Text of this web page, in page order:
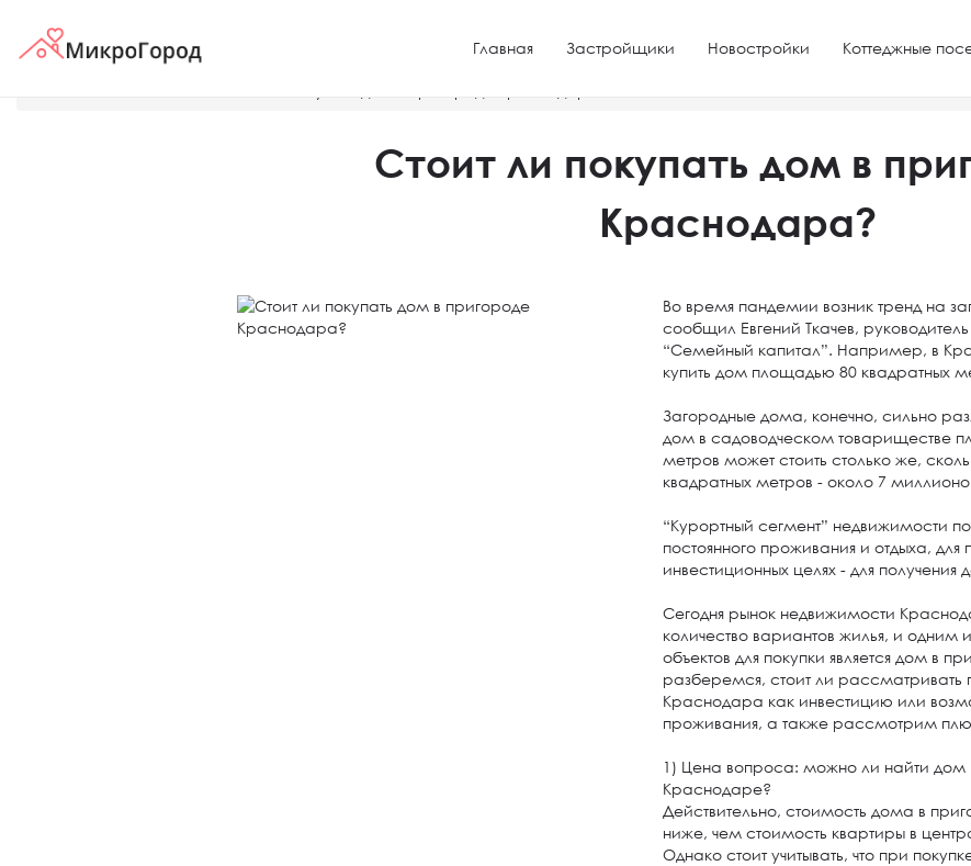
Главная Застройщики Новостройки Коттеджные
Стоит ли покупать дом в
Краснодара?
Во время пандемии возник тренд на
сообщил Евгений Ткачев,
“Семейный капитал”. Например, в
купить дом площадью 80 квадратных
Загородные дома, конечно, сильно
дом в садоводческом товариществе
метров может стоить столько же,
квадратных метров - около 7
“Курортный сегмент” недвижимости
постоянного проживания и отдыха,
инвестиционных целях - для
Сегодня рынок недвижимости
количество вариантов жилья, и одним
объектов для покупки является дом в
разберемся, стоит ли рассматривать
Краснодара как инвестицию или
проживания, а также рассмотрим
1) Цена вопроса: можно ли найти дом
Краснодаре?
Действительно, стоимость дома в
ниже, чем стоимость квартиры в
Однако стоит учитывать, что при